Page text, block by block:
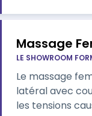
Massage
LE SHOWROOM
Le massage
latéral avec
les tensions